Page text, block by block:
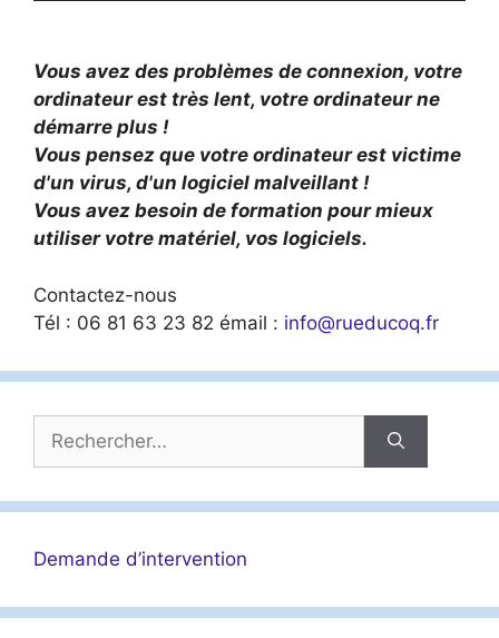
Vous avez des problèmes de connexion, votre
ordinateur est très lent, votre ordinateur ne
démarre plus !
Vous pensez que votre ordinateur est victime
d'un virus, d'un logiciel malveillant !
Vous avez besoin de formation pour mieux
utiliser votre matériel, vos logiciels.
Contactez-nous
Tél : 06 81 63 23 82 émail : info@rueducoq.fr
Demande d’intervention